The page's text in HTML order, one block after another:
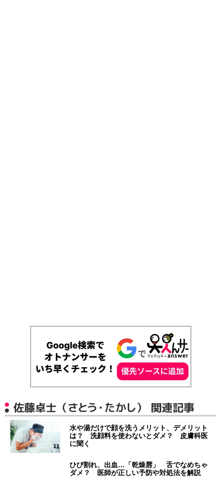
佐藤卓士（さとう・たかし） 関連記事
水や湯だけで顔を洗うメリット、デメリット
は？ 洗顔料を使わないとダメ？ 皮膚科医
に聞く
ひび割れ、出血…「乾燥唇」 舌でなめちゃ
ダメ？ 医師が正しい予防や対処法を解説